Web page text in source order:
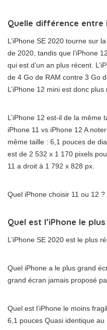
Quelle différence entre
L’iPhone SE 2020 tourne sur
de 2020, tandis que l’iPhone
qui est d’un an plus récent.
de 4 Go de RAM contre 3 Go
L’iPhone 12 mini est donc
L’iPhone 12 est-il de la même
iPhone 11 vs iPhone 12 A
même taille : 6,1 pouces de
est de 2 532 x 1 170 pixels
11 a droit à 1 792 x 828 px.
Quel iPhone choisir 11 ou 12 ?
Quel est l’iPhone le
L’iPhone SE 2020 est le plus
Quel iPhone a le plus grand
grand écran jamais proposé
Quel est l’iPhone le moins
6,1 pouces Quasi identique